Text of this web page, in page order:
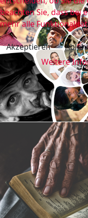
beachten Sie, dass bei
mehr alle
Akzeptieren
Weitere